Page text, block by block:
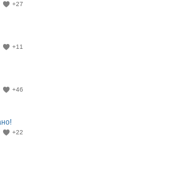
+27
+11
+46
+22